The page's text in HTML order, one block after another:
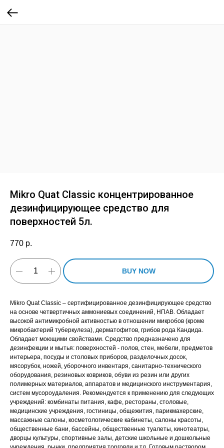
Mikro Quat Classic концентрированное
дезинфицирующее средство для
поверхностей 5л.
770 р.
BUY NOW
Mikro Quat Classic – сертифицированное дезинфицирующее средство
на основе четвертичных аммониевых соединений, НПАВ. Обладает
высокой антимикробной активностью в отношении микробов (кроме
микробактерий туберкулеза), дерматофитов, грибов рода Кандида.
Обладает моющими свойствами. Средство предназначено для
дезинфекции и мытья: поверхностей - полов, стен, мебели, предметов
интерьера, посуды и столовых приборов, разделочных досок,
мясорубок, ножей, уборочного инвентаря, санитарно-технического
оборудования, резиновых ковриков, обуви из резин или других
полимерных материалов, аппаратов и медицинского инструментария,
систем мусороудаления. Рекомендуется к применению для следующих
учреждений: комбинаты питания, кафе, рестораны, столовые,
медицинские учреждения, гостиницы, общежития, парикмахерские,
массажные салоны, косметологические кабинеты, салоны красоты,
общественные бани, бассейны, общественные туалеты, кинотеатры,
дворцы культуры, спортивные залы, детские школьные и дошкольные